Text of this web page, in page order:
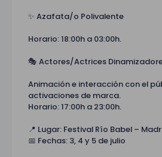
✨ Azafata/o Polivalente
Horario: 18:00h a 03:00h.
🎭 Actores/Actrices
Animación e interacción con el
activaciones de marca.
Horario: 17:00h a 23:00h.
📍 Lugar: Festival Río Babel –
📅 Fechas: 3, 4 y 5 de julio